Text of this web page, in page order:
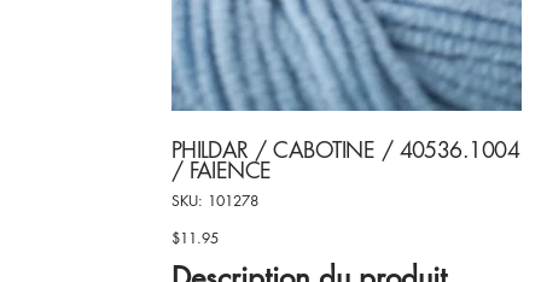
PHILDAR / CABOTINE / 40536.1004
/ FAIENCE
SKU:
SKU
101278
101278
Price
$11.95